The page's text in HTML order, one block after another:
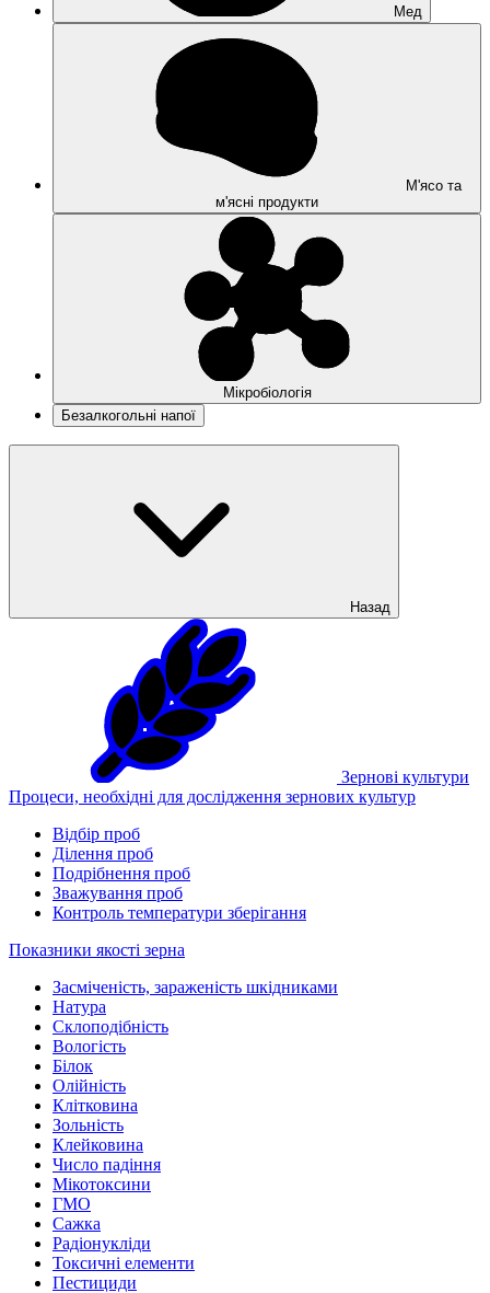
Мед
М'ясо та
м'ясні продукти
Мікробіологія
Безалкогольні напої
Назад
Зернові культури
Процеси, необхідні для дослідження зернових культур
Відбір проб
Ділення проб
Подрібнення проб
Зважування проб
Контроль температури зберігання
Показники якості зерна
Засміченість, зараженість шкідниками
Натура
Склоподібність
Вологість
Білок
Олійність
Клітковина
Зольність
Клейковина
Число падіння
Мікотоксини
ГМО
Сажка
Радіонукліди
Токсичні елементи
Пестициди